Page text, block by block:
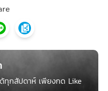
วยโรแมนติก
คู่ไหน กำลังมองหาร้านอาหาร
อาหารอร่อย ผ่อนคลายไปกับ
บอวลด้วยความรักสุดๆ มาดู 10